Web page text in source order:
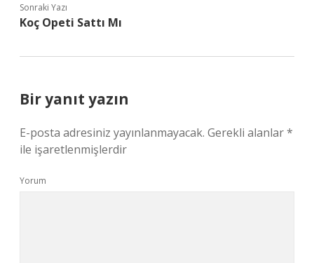
Sonraki Yazı
Koç Opeti Sattı Mı
Bir yanıt yazın
E-posta adresiniz yayınlanmayacak. Gerekli alanlar*
ile işaretlenmişlerdir
Yorum